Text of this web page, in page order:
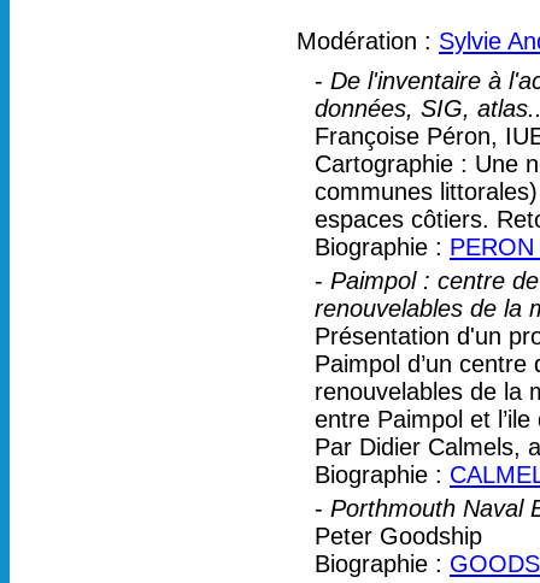
Modération : Sylvie
- De l'inventaire à
données, SIG,
Françoise Péron,
Cartographie : Une
communes
espaces côtiers.
Biographie :
- Paimpol : centre
renouvelables de la
Présentation d'un
Paimpol d’un
renouvelables de la
entre Paimpol et
Par Didier Calmels,
Biographie :
- Porthmouth Naval
Peter Goodship
Biographie :